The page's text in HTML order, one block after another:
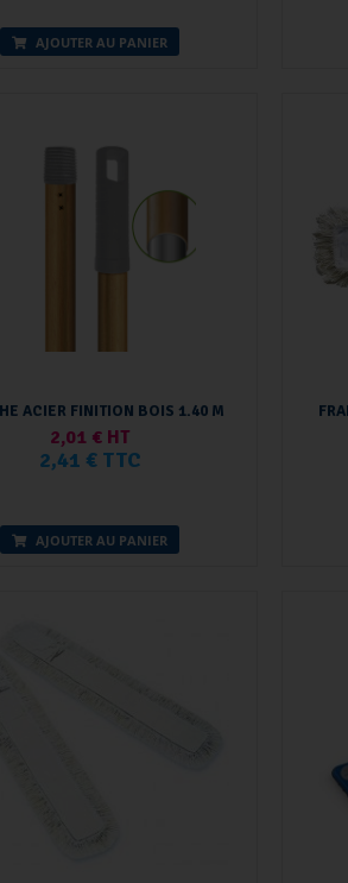
AJOUTER AU PANIER
ACIER FINITION BOIS 1.40 M
2,01 € HT
2,41 € TTC
AJOUTER AU PANIER